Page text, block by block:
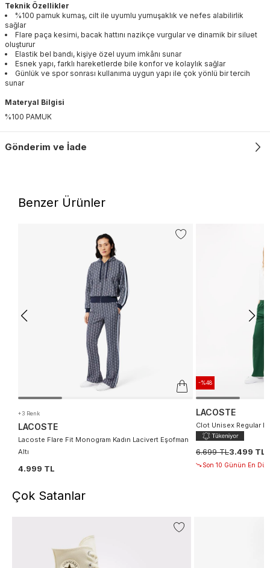
Teknik Özellikler
%100 pamuk kumaş, cilt ile uyumlu yumuşaklık ve nefes alabilirlik
sağlar
Flare paça kesimi, bacak hattını nazikçe vurgular ve dinamik bir siluet
oluşturur
Elastik bel bandı, kişiye özel uyum imkânı sunar
Esnek yapı, farklı hareketlerde bile konfor ve kolaylık sağlar
Günlük ve spor sonrası kullanıma uygun yapı ile çok yönlü bir tercih
sunar
Materyal Bilgisi
%100 PAMUK
Gönderim ve İade
Benzer Ürünler
+3 Renk
LACOSTE
Lacoste Flare Fit Monogram Kadın Lacivert Eşofman
Altı
4.999 TL
-%48
LACOSTE
Clot Unisex Regular
6.699 TL3.499 TL
Son 10 Günün En
Çok Satanlar